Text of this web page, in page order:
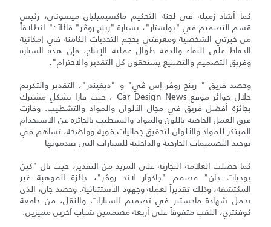
كما أشاد زميله في لجنة التحكيم ماكسيميليان ميسوني، رئيس
قسم التصميم في "بولستار"، بسيارة "رينج روڤر" قائلاً:" انطلاقاً
من خبرتي الشخصية ومعرفتي بحجم التحديات الكامنة في إمكانية
الحفاظ على النقاء والدقة طوال عملية الإنتاج، فإن هذه السيارة
وفريق التصميم والتصنيع يستحقون كل التقدير والاحترام".
وحصد فريق " رينج روڤر إس ڤي" و "ديفيندر"، التقدير والتكريم
خلال جوائز موقع Car Design News ، حيث فازا بشكلٍ مشترك
بجائزة أفضل فريق في مجال الألوان والمواد والتشطيب. وفازت
فرق العمل الخاصة باللون والمواد والتشطيب بالجائزة عن الاستخدام
المبتكر للمواد والألوان لتحقيق جماليات قوية وواضحة، تساهم في
توحيد التصميمات الخارجية والداخلية للسيارات التي يقدمونها
كما حصلت العلامة التجارية على المزيد من التقدير، حيث نال "كين
يوجيات جان" مصمم "جاكوار لاند روڤر"، جائزة الموهبة غير
المكتشفة، وذلك تقديراً لعمله وجهود الاستثنائية. وحصد جان، الذي
يحمل شهادة ماجستير في تصميم السيارات والنقل، من جامعة
كوفنتري، اللقب متفوقاً على أربعة مصممين شباب آخرين مميزين.